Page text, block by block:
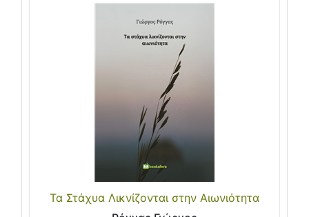
Τα Στάχυα Λικνίζονται στην Αιωνιότητα